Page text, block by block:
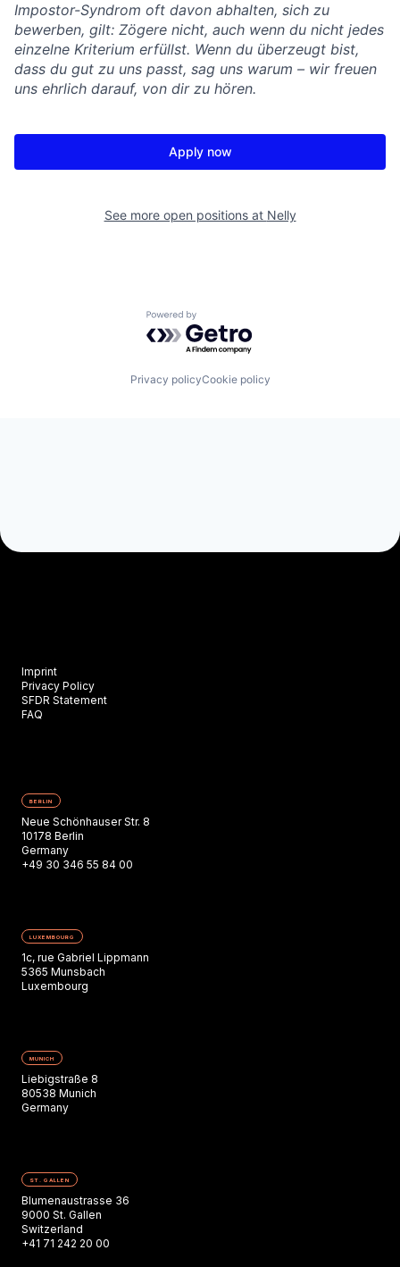
Impostor-Syndrom oft davon abhalten, sich zu
bewerben, gilt: Zögere nicht, auch wenn du nicht jedes
einzelne Kriterium erfüllst. Wenn du überzeugt bist,
dass du gut zu uns passt, sag uns warum – wir freuen
uns ehrlich darauf, von dir zu hören.
Apply now
See more open positions at Nelly
Powered by Getro.com
Privacy policyCookie policy
Imprint
Privacy Policy
SFDR Statement
FAQ
BERLIN
Neue Schönhauser Str. 8
10178 Berlin
Germany
+49 30 346 55 84 00
LUXEMBOURG
1c, rue Gabriel Lippmann
5365 Munsbach
Luxembourg
MUNICH
Liebigstraße 8
80538 Munich
Germany
ST. GALLEN
Blumenaustrasse 36
9000 St. Gallen
Switzerland
+41 71 242 20 00